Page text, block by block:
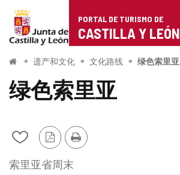
Portal
de
Turismo
de
Castilla
León
PORTAL DE TURISMO DE
CASTILLA Y LEÓN
开
遗产和文化 文化路线 绿色索里亚
绿色索里亚
从
的
PDF
本
打
地
索里亚省
航
周末
链